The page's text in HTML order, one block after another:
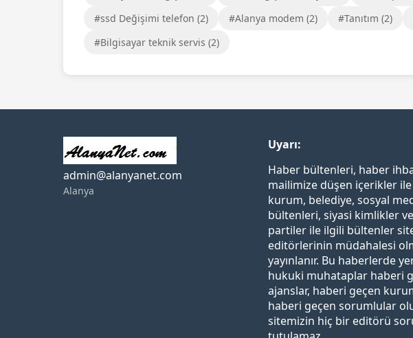
#ssd Değişimi telefon (2)
#Alanya modem (2) #Tanıtım (2)
#Bilgisayar teknik servis (2)
admin@alanyanet.com
Alanya
Uyarı:
Haber bültenleri, haber
mailimize düşen içerikler
kurum, belediye, sosyal
bültenleri, siyasi kimlikler ve
partiler ile ilgili bültenler
editörlerinin müdahalesi
yayınlanır. Bu haberlerde
hukuki muhataplar haberi
ajanslar, haberi geçen
haberi geçen sorumlular
sitemizin hiç bir editörü